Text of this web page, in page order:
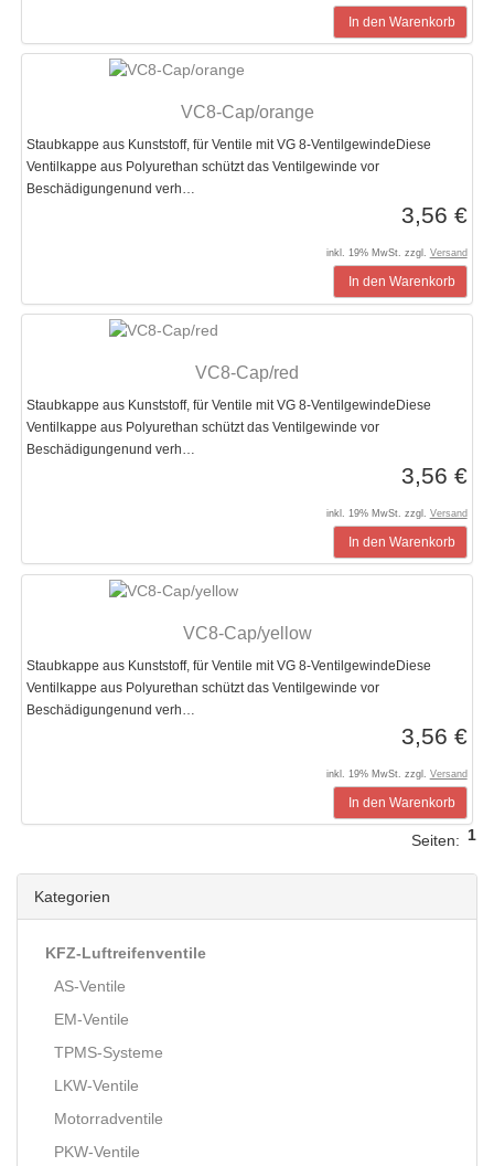
In den Warenkorb
VC8-Cap/orange
Staubkappe aus Kunststoff, für Ventile mit VG 8-VentilgewindeDiese
Ventilkappe aus Polyurethan schützt das Ventilgewinde vor
Beschädigungenund verh…
3,56 €
inkl. 19% MwSt. zzgl. Versand
In den Warenkorb
VC8-Cap/red
Staubkappe aus Kunststoff, für Ventile mit VG 8-VentilgewindeDiese
Ventilkappe aus Polyurethan schützt das Ventilgewinde vor
Beschädigungenund verh…
3,56 €
inkl. 19% MwSt. zzgl. Versand
In den Warenkorb
VC8-Cap/yellow
Staubkappe aus Kunststoff, für Ventile mit VG 8-VentilgewindeDiese
Ventilkappe aus Polyurethan schützt das Ventilgewinde vor
Beschädigungenund verh…
3,56 €
inkl. 19% MwSt. zzgl. Versand
In den Warenkorb
1
Seiten:
Kategorien
KFZ-Luftreifenventile
AS-Ventile
EM-Ventile
TPMS-Systeme
LKW-Ventile
Motorradventile
PKW-Ventile